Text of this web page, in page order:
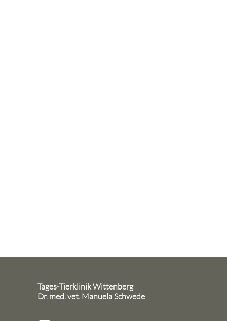
Tages-Tierklinik Wittenberg
Dr. med. vet. Manuela Schwede